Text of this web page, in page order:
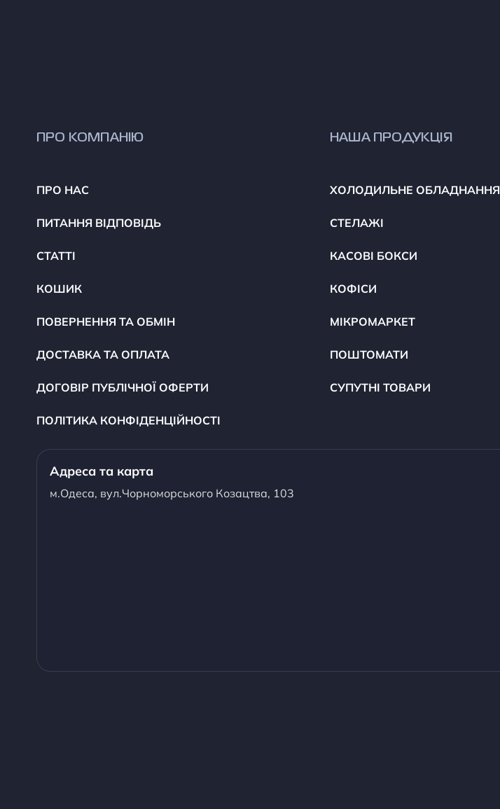
ПРО КОМПАНІЮ
ПРО НАС
ПИТАННЯ ВІДПОВІДЬ
СТАТТІ
КОШИК
ПОВЕРНЕННЯ ТА ОБМІН
ДОСТАВКА ТА ОПЛАТА
ДОГОВІР ПУБЛІЧНОЇ ОФЕРТИ
ПОЛІТИКА КОНФІДЕНЦІЙНОСТІ
НАША ПРОДУКЦІЯ
ХОЛОДИЛЬНЕ ОБЛАДНАННЯ
СТЕЛАЖІ
КАСОВІ БОКСИ
КОФІСИ
МІКРОМАРКЕТ
ПОШТОМАТИ
СУПУТНІ ТОВАРИ
Адреса та карта
м.Одеса, вул.Чорноморського Козацтва, 103